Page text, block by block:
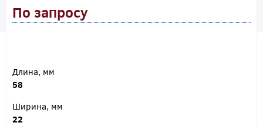
По запросу
Длина, мм
58
Ширина, мм
22